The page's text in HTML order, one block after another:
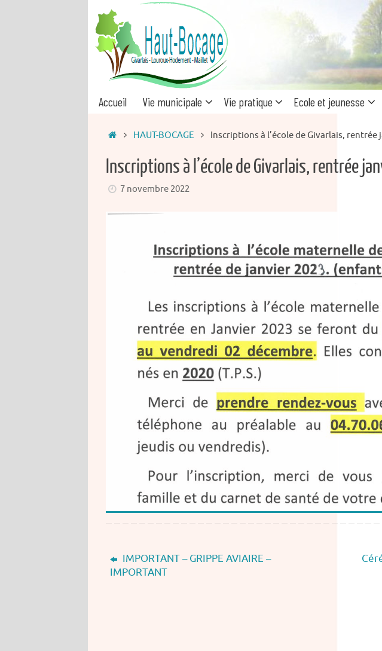
Accueil Vie municipale Vie pratique Ecole et jeunesse
Accueil
HAUT-BOCAGE Inscriptions à l’école de Givarlais, rentrée
Inscriptions à l’école de Givarlais, rentrée
7 novembre 2022
IMPORTANT – GRIPPE AVIAIRE –
IMPORTANT